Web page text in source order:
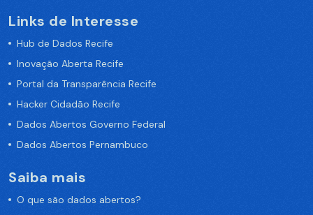
Links de Interesse
Hub de Dados Recife
Inovação Aberta Recife
Portal da Transparência Recife
Hacker Cidadão Recife
Dados Abertos Governo Federal
Dados Abertos Pernambuco
Saiba mais
O que são dados abertos?